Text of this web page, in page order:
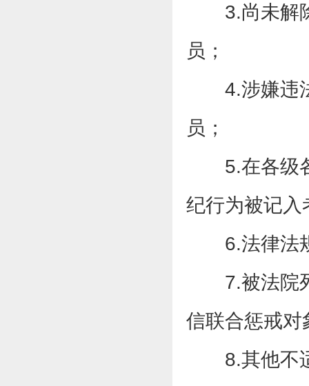
3.尚未解
员；
4.涉嫌违
员；
5.在各级
纪行为被记入
6.法律法
7.被法院
信联合惩戒对
8.其他不